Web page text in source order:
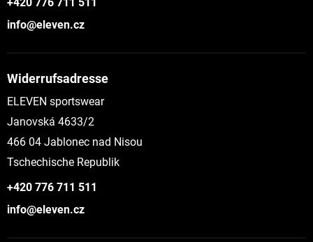
info@eleven.cz
Widerrufsadresse
ELEVEN sportswear
Janovská 4633/2
466 04 Jablonec nad Nisou
Tschechische Republik
+420 776 711 511
info@eleven.cz